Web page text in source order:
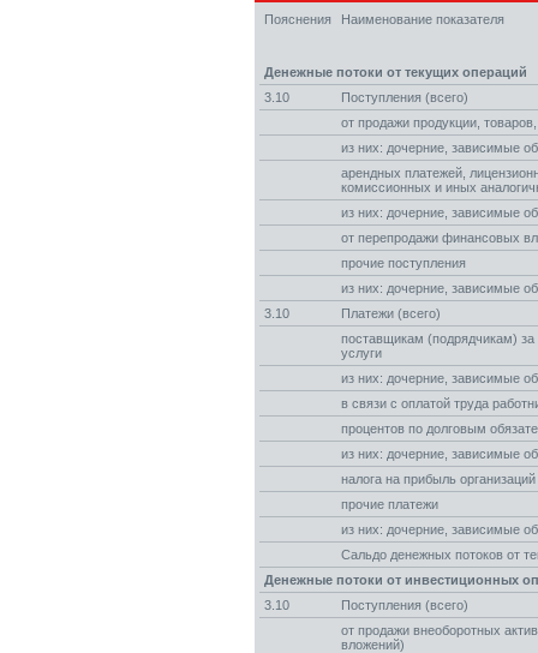
Пояснения Наименование показателя
Денежные потоки от текущих операций
3.10
Поступления (всего)
от продажи продукции,
из них: дочерние, зависимые
арендных платежей,
комиссионных и иных
из них: дочерние, зависимые
от перепродажи финансовых
прочие поступления
из них: дочерние, зависимые
3.10
Платежи (всего)
поставщикам (подрядчикам)
услуги
из них: дочерние, зависимые
в связи с оплатой труда
процентов по долговым
из них: дочерние, зависимые
налога на прибыль организаций
прочие платежи
из них: дочерние, зависимые
Сальдо денежных потоков от
Денежные потоки от инвестиционных
3.10
Поступления (всего)
от продажи внеоборотных
вложений)